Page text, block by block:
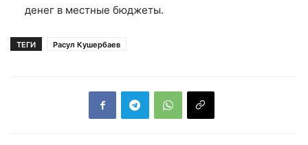
денег в местные бюджеты.
ТЕГИ Расул Кушербаев